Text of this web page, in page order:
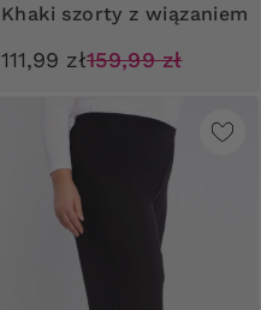
Khaki szorty z wiązaniem
111,99 zł159,99 zł